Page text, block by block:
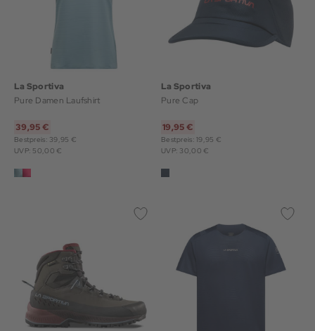
La Sportiva
Pure Damen Laufshirt
39,95 €
Bestpreis: 39,95 €
UVP: 50,00 €
La Sportiva
Pure Cap
19,95 €
Bestpreis: 19,95 €
UVP: 30,00 €